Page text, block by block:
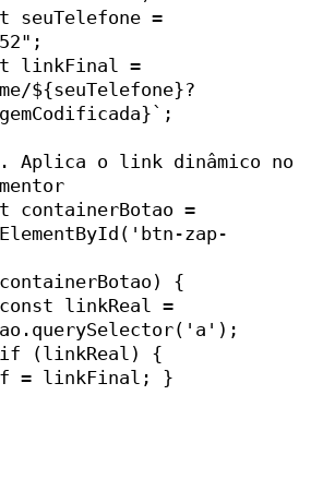
${seuTelefone}?
zap-
= linkFinal; }